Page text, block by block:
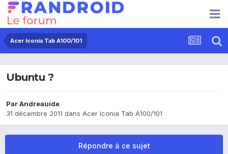
Acer Iconia Tab A100/101
Ubuntu ?
ParAndreauide
31 décembre 2011 dans Acer Iconia Tab A100/101
Répondre à ce sujet